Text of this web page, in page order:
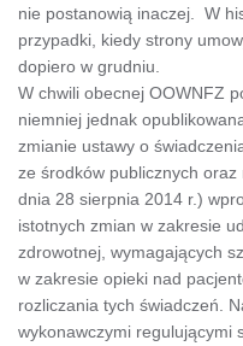
nie postanowią inaczej. W
przypadki, kiedy strony
dopiero w grudniu.
W chwili obecnej OOWNFZ
niemniej jednak
zmianie ustawy o
ze środków publicznych
dnia 28 sierpnia 2014 r.)
istotnych zmian w zakresie
zdrowotnej, wymagających
w zakresie opieki nad
rozliczania tych świadczeń.
wykonawczymi regulującymi